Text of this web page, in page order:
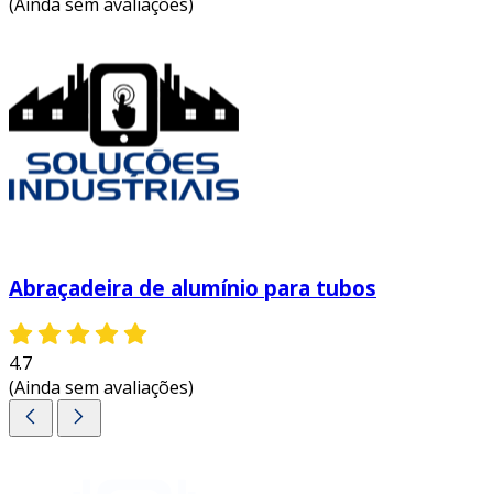
Abraçadeira de alumínio para tubos
4.7
(Ainda sem avaliações)